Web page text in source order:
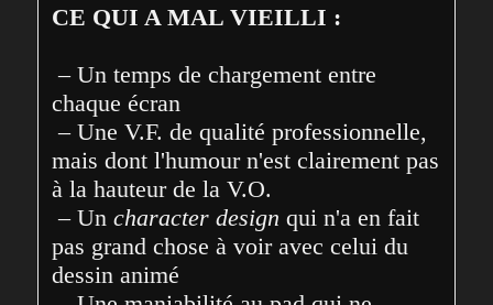
CE QUI A MAL VIEILLI :
– Un temps de chargement entre
chaque écran
– Une V.F. de qualité professionnelle,
mais dont l'humour n'est clairement pas
à la hauteur de la V.O.
– Un character design qui n'a en fait
pas grand chose à voir avec celui du
dessin animé